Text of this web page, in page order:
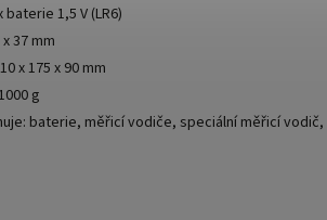
baterie 1,5 V (LR6)
37 mm
x 175 x 90 mm
g
baterie, měřicí vodiče, speciální měřicí